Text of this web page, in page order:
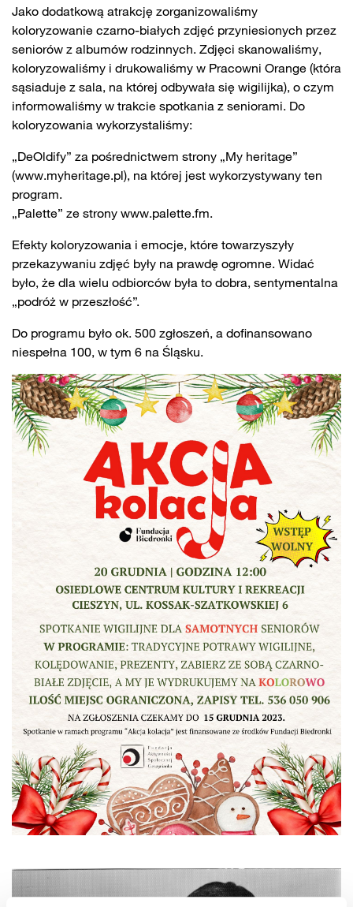
Jako dodatkową atrakcję zorganizowaliśmy
koloryzowanie czarno-białych zdjęć przyniesionych przez
seniorów z albumów rodzinnych. Zdjęci skanowaliśmy,
koloryzowaliśmy i drukowaliśmy w Pracowni Orange (która
sąsiaduje z sala, na której odbywała się wigilijka), o czym
informowaliśmy w trakcie spotkania z seniorami. Do
koloryzowania wykorzystaliśmy:
„DeOldify” za pośrednictwem strony „My heritage”
(www.myheritage.pl), na której jest wykorzystywany ten
program.
„Palette” ze strony www.palette.fm.
Efekty koloryzowania i emocje, które towarzyszyły
przekazywaniu zdjęć były na prawdę ogromne. Widać
było, że dla wielu odbiorców była to dobra, sentymentalna
„podróż w przeszłość”.
Do programu było ok. 500 zgłoszeń, a dofinansowano
niespełna 100, w tym 6 na Śląsku.